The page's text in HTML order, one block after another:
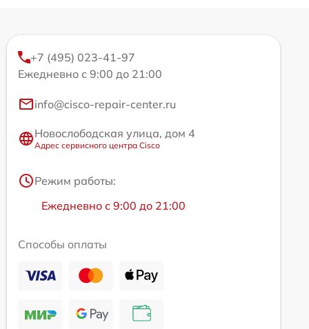
+7 (495) 023-41-97
Ежедневно с 9:00 до 21:00
info@cisco-repair-center.ru
Новослободская улица, дом 4
Адрес сервисного центра Cisco
Режим работы:
Ежедневно с 9:00 до 21:00
Способы оплаты